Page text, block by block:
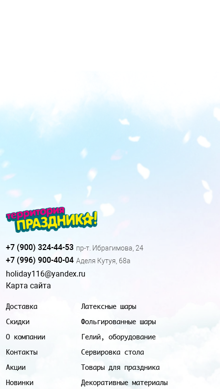
Доставка
Скидки
О компании
Контакты
Акции
Новинки
Латексные шары
Фольгированные шары
Гелий, оборудование
Сервировка стола
Товары для праздника
Декоративные материалы
+7 (900) 324-44-53 пр-т. Ибрагимова, 24
+7 (996) 900-40-04 Аделя Кутуя, 68а
holiday116@yandex.ru
Карта сайта